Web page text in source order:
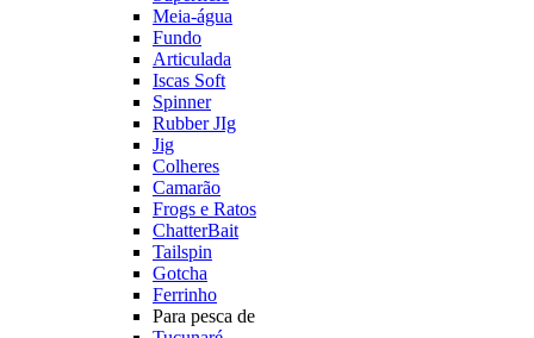
Meia-água
Fundo
Articulada
Iscas Soft
Spinner
Rubber JIg
Jig
Colheres
Camarão
Frogs e Ratos
ChatterBait
Tailspin
Gotcha
Ferrinho
Para pesca de